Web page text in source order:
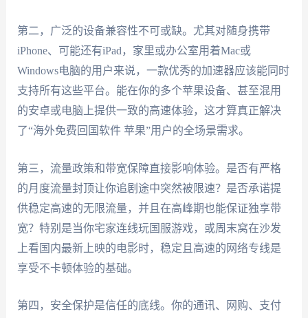
第二，广泛的设备兼容性不可或缺。尤其对随身携带
iPhone、可能还有iPad，家里或办公室用着Mac或
Windows电脑的用户来说，一款优秀的加速器应该能同时
支持所有这些平台。能在你的多个苹果设备、甚至混用
的安卓或电脑上提供一致的高速体验，这才算真正解决
了“海外免费回国软件 苹果”用户的全场景需求。
第三，流量政策和带宽保障直接影响体验。是否有严格
的月度流量封顶让你追剧途中突然被限速？是否承诺提
供稳定高速的无限流量，并且在高峰期也能保证独享带
宽？特别是当你宅家连线玩国服游戏，或周末窝在沙发
上看国内最新上映的电影时，稳定且高速的网络专线是
享受不卡顿体验的基础。
第四，安全保护是信任的底线。你的通讯、网购、支付